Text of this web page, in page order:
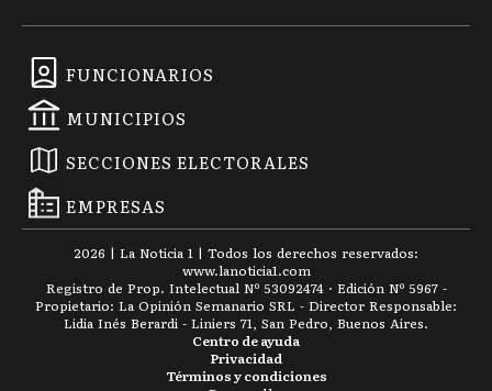
FUNCIONARIOS
MUNICIPIOS
SECCIONES ELECTORALES
EMPRESAS
2026 | La Noticia 1 | Todos los derechos reservados:
www.lanoticia1.com
Registro de Prop. Intelectual Nº 53092474 · Edición Nº 5967 -
Propietario: La Opinión Semanario SRL - Director Responsable:
Lidia Inés Berardi - Liniers 71, San Pedro, Buenos Aires.
Términos y condiciones
Privacidad
Centro de ayuda